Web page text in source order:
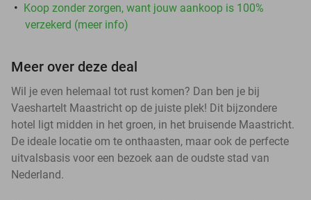
Koop zonder zorgen, want jouw aankoop is 100%
verzekerd (meer info)
Meer over deze deal
Wil je even helemaal tot rust komen? Dan ben je bij
Vaeshartelt Maastricht op de juiste plek! Dit bijzondere
hotel ligt midden in het groen, in het bruisende Maastricht.
De ideale locatie om te onthaasten, maar ook de perfecte
uitvalsbasis voor een bezoek aan de oudste stad van
Nederland.